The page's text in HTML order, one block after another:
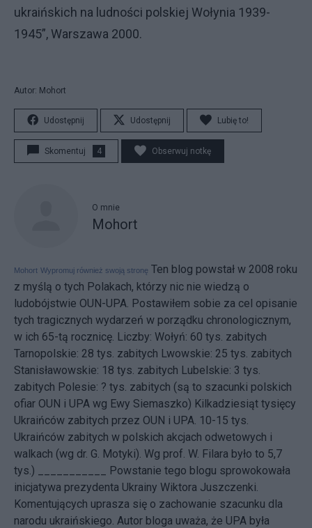
ukraińskich na ludności polskiej Wołynia 1939-
1945”, Warszawa 2000.
Autor: Mohort
Udostępnij Udostępnij Lubię to!
Skomentuj 4 Obserwuj notkę
O mnie
Mohort
Mohort Wypromuj również swoją stronę Ten blog powstał w 2008 roku
z myślą o tych Polakach, którzy nic nie wiedzą o
ludobójstwie OUN-UPA. Postawiłem sobie za cel opisanie
tych tragicznych wydarzeń w porządku chronologicznym,
w ich 65-tą rocznicę. Liczby: Wołyń: 60 tys. zabitych
Tarnopolskie: 28 tys. zabitych Lwowskie: 25 tys. zabitych
Stanisławowskie: 18 tys. zabitych Lubelskie: 3 tys.
zabitych Polesie: ? tys. zabitych (są to szacunki polskich
ofiar OUN i UPA wg Ewy Siemaszko) Kilkadziesiąt tysięcy
Ukraińców zabitych przez OUN i UPA. 10-15 tys.
Ukraińców zabitych w polskich akcjach odwetowych i
walkach (wg dr. G. Motyki). Wg prof. W. Filara było to 5,7
tys.) ___________ Powstanie tego blogu sprowokowała
inicjatywa prezydenta Ukrainy Wiktora Juszczenki.
Komentujących uprasza się o zachowanie szacunku dla
narodu ukraińskiego. Autor bloga uważa, że UPA była